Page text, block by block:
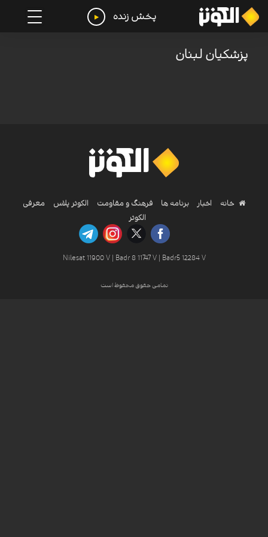
پخش زنده
پزشکیان لبنان
خانه اخبار برنامه ها فرهنگ و مقاومت الکوثر پلاس
معرفی
الکوثر
Nilesat 11900 V | Badr 8 11747 V | Badr5 12284 V
تمامی حقوق محفوظ است